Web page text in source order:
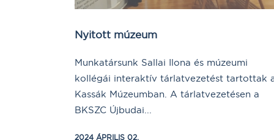
Nyitott múzeum
Munkatársunk Sallai Ilona és múzeumi
kollégái interaktív tárlatvezetést tartottak
Kassák Múzeumban. A tárlatvezetésen a
BKSZC Újbudai...
2024 ÁPRILIS 02.